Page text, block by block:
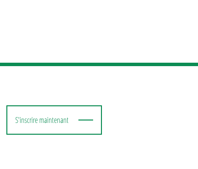
S'inscrire maintenant